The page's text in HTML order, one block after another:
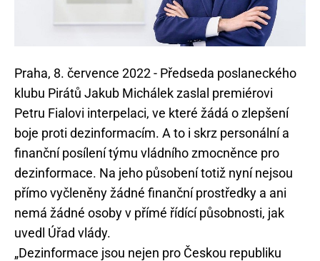
Praha, 8. července 2022 - Předseda poslaneckého
klubu Pirátů Jakub Michálek zaslal premiérovi
Petru Fialovi interpelaci, ve které žádá o zlepšení
boje proti dezinformacím. A to i skrz personální a
finanční posílení týmu vládního zmocněnce pro
dezinformace. Na jeho působení totiž nyní nejsou
přímo vyčleněny žádné finanční prostředky a ani
nemá žádné osoby v přímé řídící působnosti, jak
uvedl Úřad vlády.
„Dezinformace jsou nejen pro Českou republiku